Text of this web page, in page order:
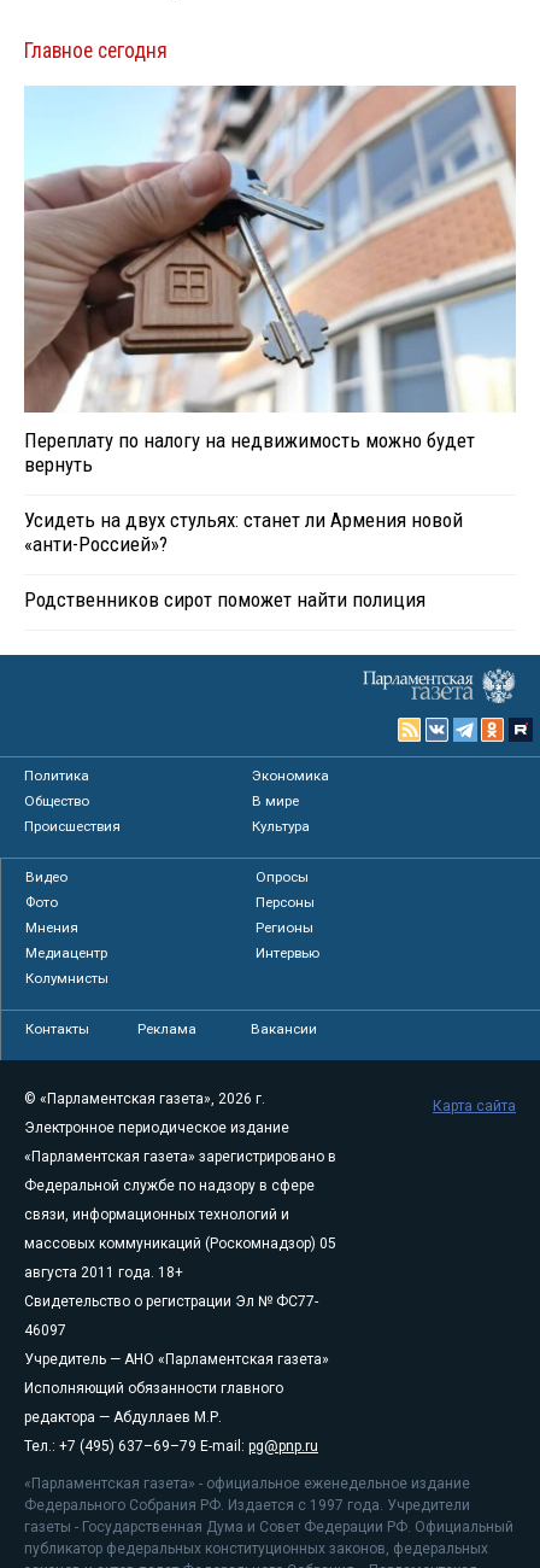
Главное сегодня
Переплату по налогу на недвижимость можно будет
вернуть
Усидеть на двух стульях: станет ли Армения новой
«анти-Россией»?
Родственников сирот поможет найти полиция
Политика
Экономика
Общество
В мире
Происшествия
Культура
Видео
Опросы
Фото
Персоны
Мнения
Регионы
Медиацентр
Интервью
Колумнисты
Контакты Реклама Вакансии
© «Парламентская газета», 2026 г.
Электронное периодическое издание
«Парламентская газета» зарегистрировано в
Федеральной службе по надзору в сфере
связи, информационных технологий и
массовых коммуникаций (Роскомнадзор) 05
августа 2011 года. 18+
Свидетельство о регистрации Эл № ФС77-
46097
Учредитель — АНО «Парламентская газета»
Исполняющий обязанности главного
редактора — Абдуллаев М.Р.
Тел.: +7 (495) 637–69–79 E-mail: pg@pnp.ru
«Парламентская газета» - официальное еженедельное издание
Федерального Собрания РФ. Издается с 1997 года. Учредители
газеты - Государственная Дума и Совет Федерации РФ. Официальный
публикатор федеральных конституционных законов, федеральных
Карта сайта